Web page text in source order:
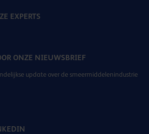
EXPERTS
ONZE NIEUWSBRIEF
update over de smeermiddelenindustrie